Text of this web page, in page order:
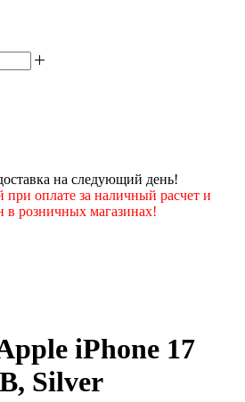
на следующий день!
при оплате за наличный расчет и
в розничных магазинах!
iPhone 17
Silver